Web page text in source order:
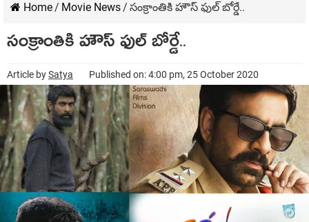
Home/ Movie News/ సంక్రాంతికి హౌస్ ఫుల్ బోర్డే..
సంక్రాంతికి హౌస్ ఫుల్ బోర్డే..
Article bySatya Published on: 4:00 pm, 25 October 2020